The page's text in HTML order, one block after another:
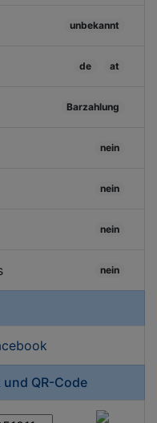
unbekannt
de at
Barzahlung
nein
nein
nein
nein
und QR-Code